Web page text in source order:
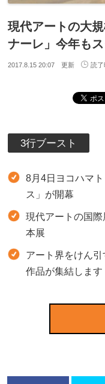
現代アートの大
ナーレ」今年も
2017.8.15 20:07 更新 読
3行ブースト
8月4日ヨコハマ
ス」が開幕
現代アートの国
本展
アート界をけん
作品が集結します